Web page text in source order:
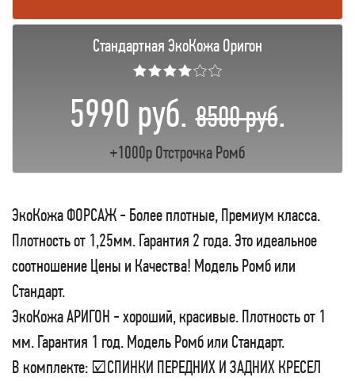
Стандартная ЭкоКожа Оригон
★★★★☆☆
5990 руб.8500 руб.
+1000р Отстрочка Ромб
ЭкоКожа ФОРСАЖ - Более плотные, Премиум класса.
Плотность от 1,25мм. Гарантия 2 года. Это идеальное
соотношение Цены и Качества! Модель Ромб или
Стандарт.
ЭкоКожа АРИГОН - хороший, красивые. Плотность от 1
мм. Гарантия 1 год. Модель Ромб или Стандарт.
В комплекте: ☑СПИНКИ ПЕРЕДНИХ И ЗАДНИХ КРЕСЕЛ